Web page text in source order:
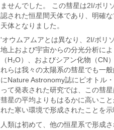
ませんでした。 この彗星は2I/ボリ
認された恒星間天体であり、明確
天体となりました。
'オウムアムアとは異なり、2I/ボリ
地上および宇宙からの分光分析に
（H₂O）、およびシアン化物（CN
れらは我々の太陽系の彗星でも一
にNature Astronomy誌にピオトル
って発表された研究では、この彗
彗星の平均よりもはるかに高いこ
れた寒い環境で形成されたことを示
人類は初めて、他の恒星系で形成